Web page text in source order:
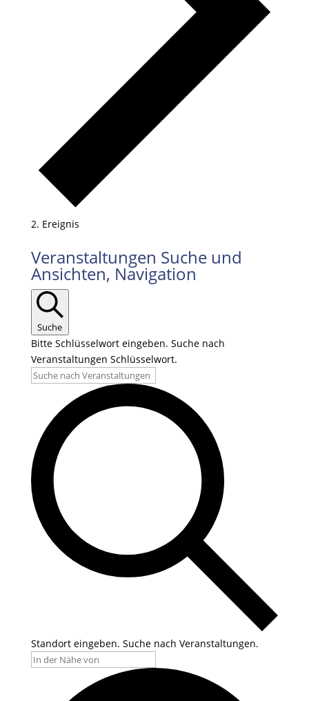
Ereignis
Veranstaltungen
für
22.06.2026
Veranstaltungen Suche und
Ansichten, Navigation
Suche
Bitte Schlüsselwort eingeben. Suche nach
Veranstaltungen Schlüsselwort.
Standort eingeben. Suche nach Veranstaltungen.